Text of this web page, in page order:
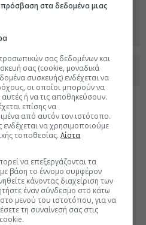
στο Discover
στα δεδομένα μιας
σας δεδομένων και
σας (cookie, μοναδικά
συσκευής) ενδέχεται να
οι οποίοι μπορούν να
ή να τις αποθηκεύσουν.
επίσης να
από αυτόν τον ιστότοπο.
ενδέχεται να χρησιμοποιούμε
τοποθεσίας.Λίστα
να επεξεργάζονται τα
βάση το έννομο συμφέρον
κάνοντας διαχείριση των
έναν σύνδεσμο στο κάτω
μενού του ιστοτόπου, για να
τη συναίνεσή σας στις